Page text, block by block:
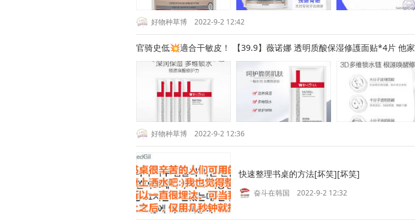
好物种草博 2022-9-2 12:42
官骑史低💥適合干敏皮！ 【39.9】薇诺娜 透明质酸保湿修護面贴*4片 他
好物种草博 2022-9-2 12:36
快速整理书桌的方法[坏笑][坏笑] ​
奋斗在韩国 2022-9-2 12:32